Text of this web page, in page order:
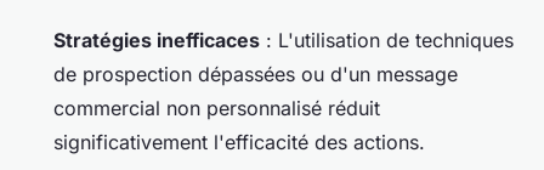
Stratégies inefficaces : L'utilisation de techniques
de prospection dépassées ou d'un message
commercial non personnalisé réduit
significativement l'efficacité des actions.